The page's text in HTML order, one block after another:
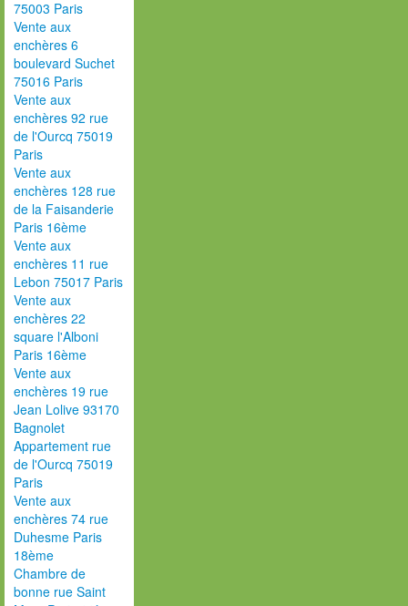
75003 Paris
Vente aux
enchères 6
boulevard Suchet
75016 Paris
Vente aux
enchères 92 rue
de l'Ourcq 75019
Paris
Vente aux
enchères 128 rue
de la Faisanderie
Paris 16ème
Vente aux
enchères 11 rue
Lebon 75017 Paris
Vente aux
enchères 22
square l'Alboni
Paris 16ème
Vente aux
enchères 19 rue
Jean Lolive 93170
Bagnolet
Appartement rue
de l'Ourcq 75019
Paris
Vente aux
enchères 74 rue
Duhesme Paris
18ème
Chambre de
bonne rue Saint